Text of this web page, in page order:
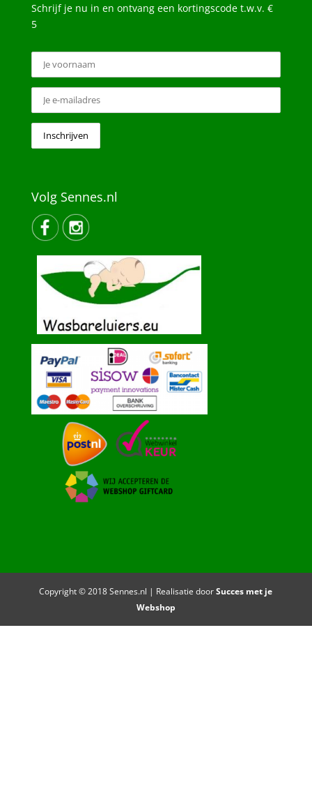
Schrijf je nu in en ontvang een kortingscode t.w.v. €
5
Volg Sennes.nl
Copyright © 2018 Sennes.nl | Realisatie doorSucces met je
Webshop